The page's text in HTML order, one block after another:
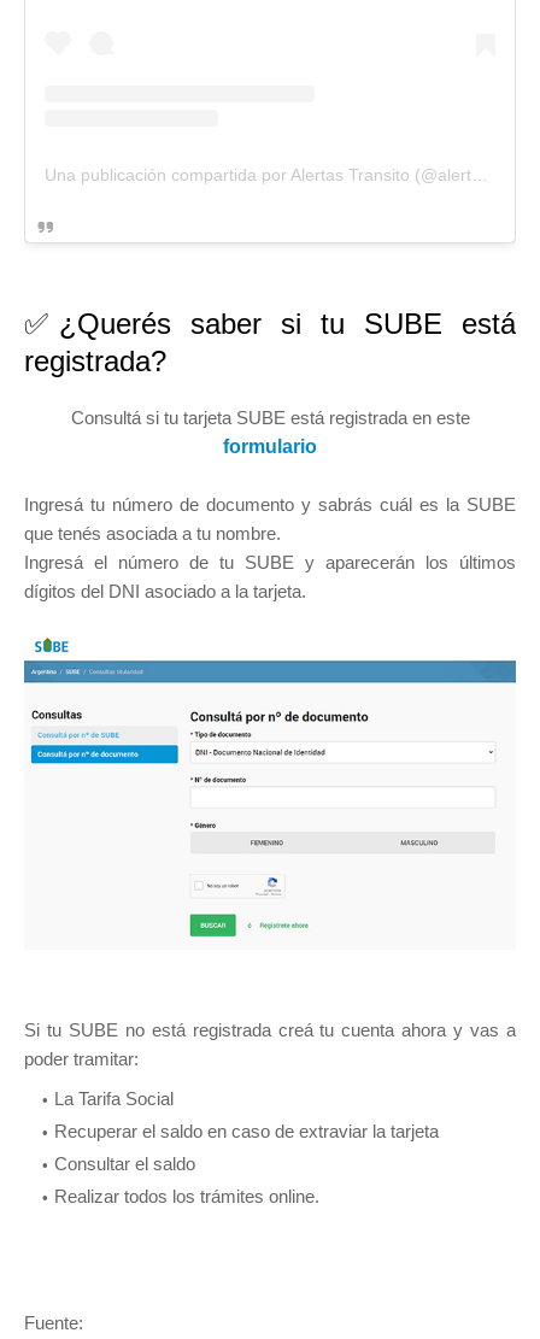
✅¿Querés saber si tu SUBE está
registrada?
Consultá si tu tarjeta SUBE está registrada en este
formulario
Ingresá tu número de documento y sabrás cuál es la SUBE
que tenés asociada a tu nombre.
Ingresá el número de tu SUBE y aparecerán los últimos
dígitos del DNI asociado a la tarjeta.
Si tu SUBE no está registrada creá tu cuenta ahora y vas a
poder tramitar:
La Tarifa Social
Recuperar el saldo en caso de extraviar la tarjeta
Consultar el saldo
Realizar todos los trámites online.
Fuente: